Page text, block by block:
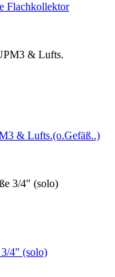
Flachkollektor
& Lufts.(o.Gefäß..)
4" (solo)